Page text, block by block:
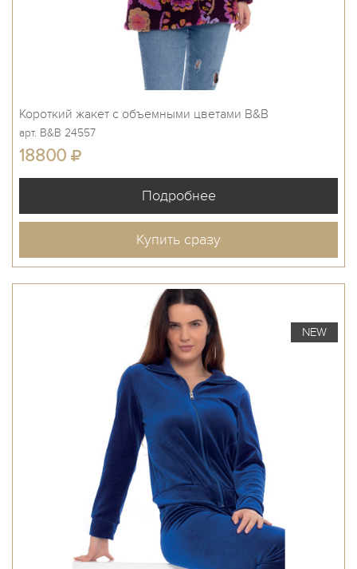
Короткий жакет с объемными цветами B&B
арт. B&B 24557
18800
Купить сразу
NEW